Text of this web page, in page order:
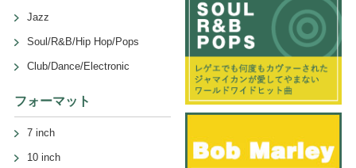
Jazz
Soul/R&B/Hip Hop/Pops
Club/Dance/Electronic
フォーマット
7 inch
10 inch